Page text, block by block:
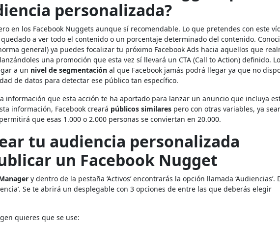
personalizada?
en los Facebook Nuggets aunque sí recomendable. Lo que pretendes con este
a ver todo el contenido o un porcentaje determinado del contenido.
general) ya puedes focalizar tu próximo Facebook Ads hacia aquellos que
una promoción que esta vez sí llevará un CTA (Call to Action) definido.
a un nivel de segmentación al que Facebook jamás podrá llegar ya que no
de datos para detectar ese público tan específico.
información que esta acción te ha aportado para lanzar un anuncio que incluya
información, Facebook creará públicos similares pero con otras variables, ya
que esas 1.000 o 2.000 personas se conviertan en 20.000.
tu audiencia personalizada
un Facebook Nugget
y dentro de la pestaña ‘Activos’ encontrarás la opción llamada ‘Audiencias’.
Se te abrirá un desplegable con 3 opciones de entre las que deberás elegir
quieres que se use: